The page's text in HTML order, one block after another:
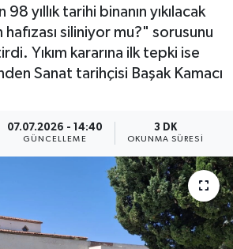
yıllık tarihi binanın yıkılacak
hafızası siliniyor mu?" sorusunu
Yıkım kararına ilk tepki ise
Sanat tarihçisi Başak Kamacı
07.07.2026 - 14:40
GÜNCELLEME
3 DK
OKUNMA SÜRESI